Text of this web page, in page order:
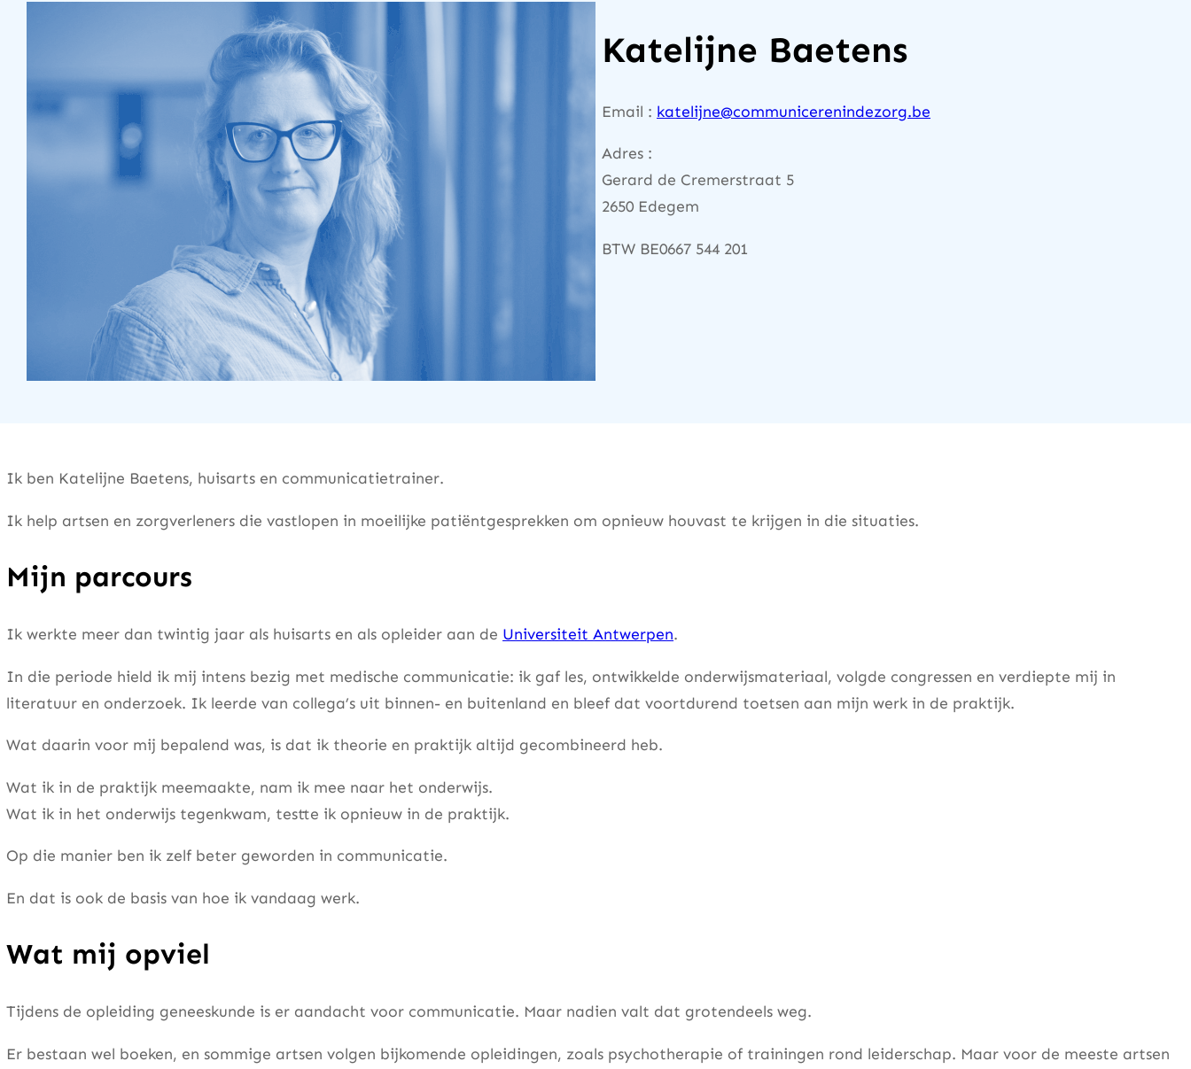
Katelijne Baetens
Email : katelijne@communicerenindezorg.be
Adres :
Gerard de Cremerstraat 5
2650 Edegem
BTW BE0667 544 201
Ik ben Katelijne Baetens, huisarts en communicatietrainer.
Ik help artsen en zorgverleners die vastlopen in moeilijke patiëntgesprekken om opnieuw houvast te krijgen in die situaties.
Mijn parcours
Ik werkte meer dan twintig jaar als huisarts en als opleider aan de Universiteit Antwerpen.
In die periode hield ik mij intens bezig met medische communicatie: ik gaf les, ontwikkelde onderwijsmateriaal, volgde congressen en verdiepte mij in
literatuur en onderzoek. Ik leerde van collega’s uit binnen- en buitenland en bleef dat voortdurend toetsen aan mijn werk in de praktijk.
Wat daarin voor mij bepalend was, is dat ik theorie en praktijk altijd gecombineerd heb.
Wat ik in de praktijk meemaakte, nam ik mee naar het onderwijs.
Wat ik in het onderwijs tegenkwam, testte ik opnieuw in de praktijk.
Op die manier ben ik zelf beter geworden in communicatie.
En dat is ook de basis van hoe ik vandaag werk.
Wat mij opviel
Tijdens de opleiding geneeskunde is er aandacht voor communicatie. Maar nadien valt dat grotendeels weg.
Er bestaan wel boeken, en sommige artsen volgen bijkomende opleidingen, zoals psychotherapie of trainingen rond leiderschap. Maar voor de meeste artsen